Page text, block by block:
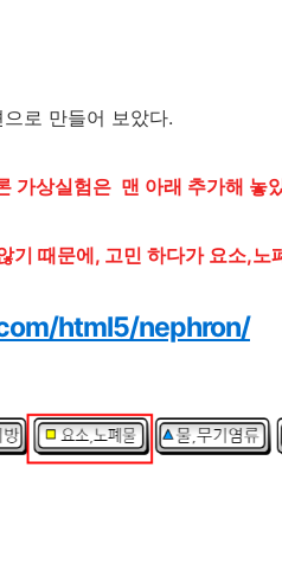
로 만들어 보았다.
가상실험은 맨 아래 추가해 놓
기 때문에, 고민 하다가 요소,노
html5/nephron/